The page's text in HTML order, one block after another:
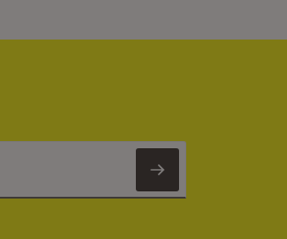
Newsletter